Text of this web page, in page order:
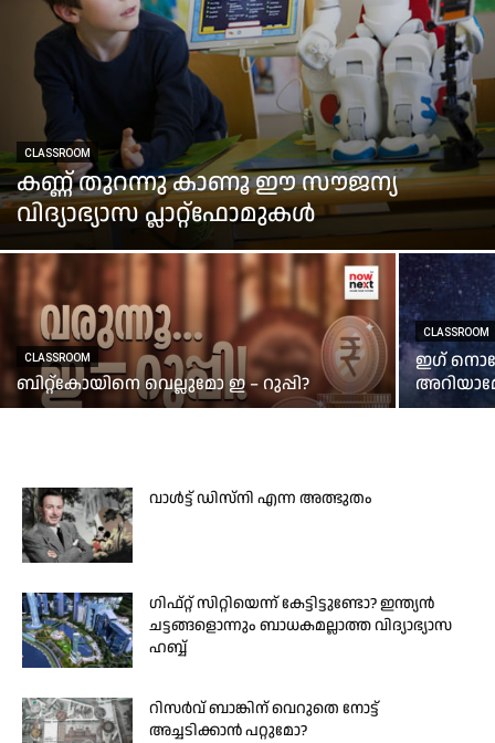
CLASSROOM
കണ്ണ് തുറന്നു കാണൂ ഈ സൗജന്യ
വിദ്യാഭ്യാസ പ്ലാറ്റ്‌ഫോമുകൾ
CLASSROOM
ബിറ്റ്‌കോയിനെ വെല്ലുമോ ഇ – റുപ്പി?
CLASSROOM
ഇഗ്
വാൾട്ട് ഡിസ്‌നി എന്ന അത്ഭുതം
ഗിഫ്റ്റ് സിറ്റിയെന്ന് കേട്ടിട്ടുണ്ടോ? ഇന്ത്യൻ
ചട്ടങ്ങളൊന്നും ബാധകമല്ലാത്ത വിദ്യാഭ്യാസ
ഹബ്ബ്‌
റിസർവ് ബാങ്കിന് വെറുതെ നോട്ട്
അച്ചടിക്കാൻ പറ്റുമോ?